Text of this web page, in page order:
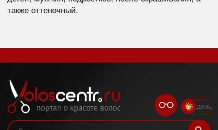
также оттеночный.
день